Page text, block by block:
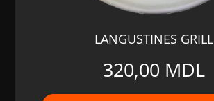
LANGUSTINES GRILL
320,00 MDL